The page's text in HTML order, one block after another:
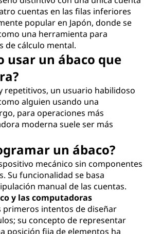
cuentas en las filas inferiores
popular en Japón, donde se
una herramienta para
de cálculo mental.
usar un ábaco que
repetitivos, un usuario habilidoso
alguien usando una
para operaciones más
moderna suele ser más
un ábaco?
mecánico sin componentes
Su funcionalidad se basa
manual de las cuentas.
y las computadoras
primeros intentos de diseñar
su concepto de representar
posición fija de elementos ha